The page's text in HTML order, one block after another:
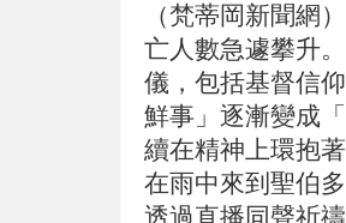
（梵蒂岡新聞網
亡人數急遽攀升
儀，包括基督信
鮮事」逐漸變成
續在精神上環抱
在雨中來到聖伯
透過直播同聲祈